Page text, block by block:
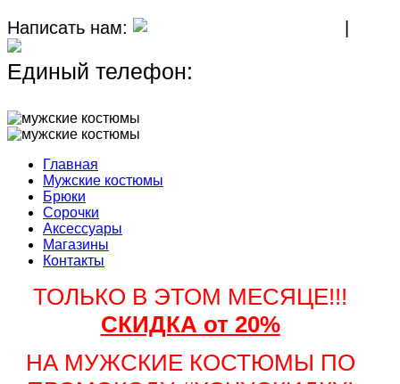
Написать нам:
Единый телефон:
Главная
Мужские костюмы
Брюки
Сорочки
Аксессуары
Магазины
Контакты
ТОЛЬКО В ЭТОМ МЕСЯЦЕ!!!
СКИДКА от 20%
НА МУЖСКИЕ КОСТЮМЫ ПО